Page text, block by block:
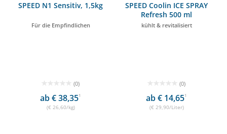
SPEED N1 Sensitiv, 1,5kg
Für die Empfindlichen
(0)
ab € 38,351
(€ 26,60/kg)
SPEED Coolin ICE SPRAY
Refresh 500 ml
kühlt & revitalisiert
(0)
ab € 14,651
(€ 29,90/Liter)